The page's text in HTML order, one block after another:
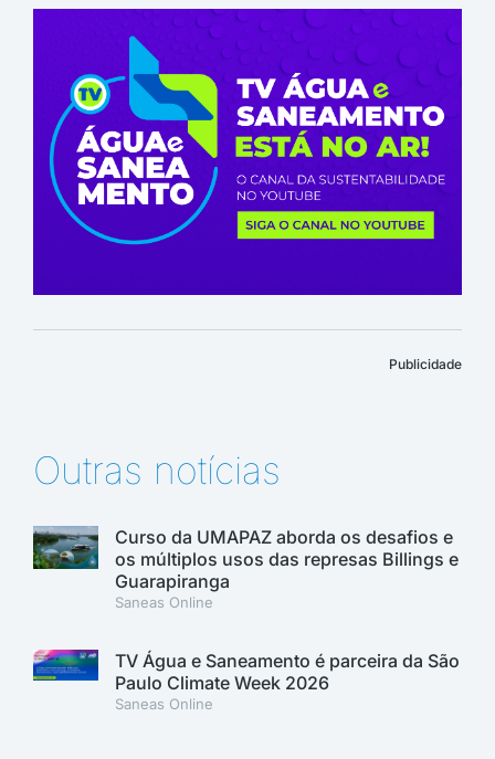
Publicidade
Outras notícias
Curso da UMAPAZ aborda os desafios e
os múltiplos usos das represas Billings e
Guarapiranga
Saneas Online
TV Água e Saneamento é parceira da São
Paulo Climate Week 2026
Saneas Online